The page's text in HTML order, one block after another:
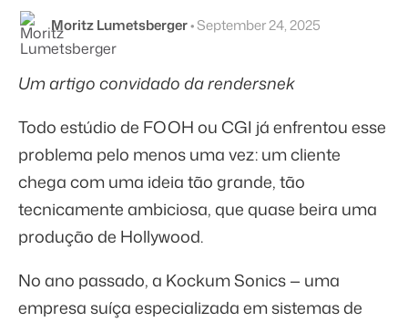
Moritz Lumetsberger•September 24, 2025
Um artigo convidado darendersnek
Todo estúdio de FOOH ou CGI já enfrentou esse
problema pelo menos uma vez: um cliente
chega com uma ideia tão grande, tão
tecnicamente ambiciosa, que quase beira uma
produção de Hollywood.
No ano passado, a Kockum Sonics— uma
empresa suíça especializada em sistemas de